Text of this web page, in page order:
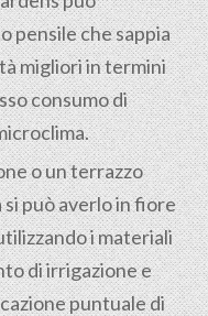
pensile che sappia
migliori in termini
consumo di
o un terrazzo
può averlo in fiore
i materiali
di irrigazione e
puntuale di